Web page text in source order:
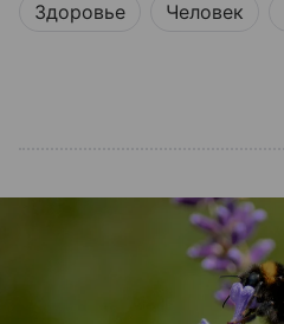
Здоровье Человек